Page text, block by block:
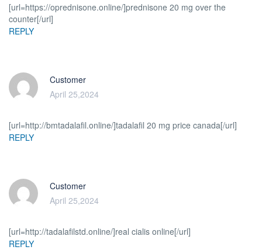
[url=https://oprednisone.online/]prednisone 20 mg over the
counter[/url]
REPLY
Customer
April 25,2024
[url=http://bmtadalafil.online/]tadalafil 20 mg price canada[/url]
REPLY
Customer
April 25,2024
[url=http://tadalafilstd.online/]real cialis online[/url]
REPLY